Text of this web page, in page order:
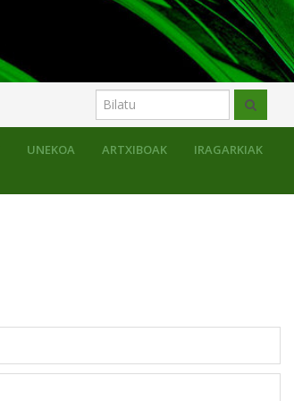
UNEKOA ARTXIBOAK IRAGARKIAK